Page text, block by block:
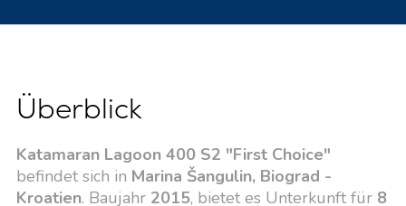
Überblick
Katamaran Lagoon 400 S2 "First Choice"
befindet sich in Marina Šangulin, Biograd -
Kroatien. Baujahr 2015, bietet es Unterkunft für 8